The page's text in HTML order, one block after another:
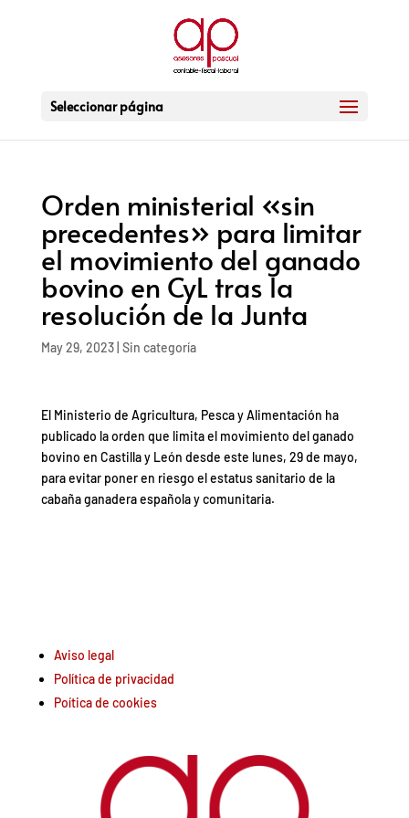
Seleccionar página
Orden ministerial «sin
precedentes» para limitar
el movimiento del ganado
bovino en CyL tras la
resolución de la Junta
May 29, 2023| Sin categoría
El Ministerio de Agricultura, Pesca y Alimentación ha
publicado la orden que limita el movimiento del ganado
bovino en Castilla y León desde este lunes, 29 de mayo,
para evitar poner en riesgo el estatus sanitario de la
cabaña ganadera española y comunitaria.
Aviso legal
Política de privacidad
Poítica de cookies